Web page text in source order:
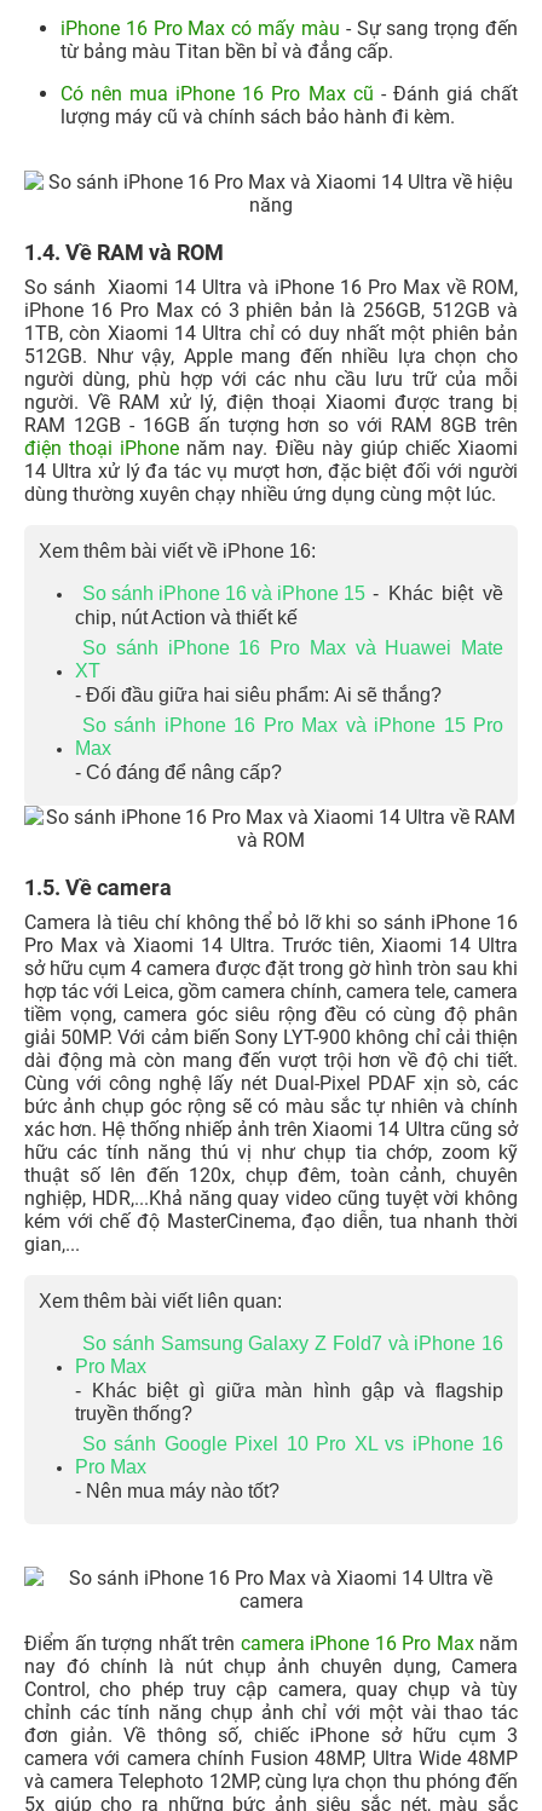
iPhone 16 Pro Max có mấy màu - Sự sang trọng đến
từ bảng màu Titan bền bỉ và đẳng cấp.
Có nên mua iPhone 16 Pro Max cũ - Đánh giá chất
lượng máy cũ và chính sách bảo hành đi kèm.
1.4. Về RAM và ROM
So sánh Xiaomi 14 Ultra và iPhone 16 Pro Max về ROM,
iPhone 16 Pro Max có 3 phiên bản là 256GB, 512GB và
1TB, còn Xiaomi 14 Ultra chỉ có duy nhất một phiên bản
512GB. Như vậy, Apple mang đến nhiều lựa chọn cho
người dùng, phù hợp với các nhu cầu lưu trữ của mỗi
người. Về RAM xử lý, điện thoại Xiaomi được trang bị
RAM 12GB - 16GB ấn tượng hơn so với RAM 8GB trên
điện thoại iPhone năm nay. Điều này giúp chiếc Xiaomi
14 Ultra xử lý đa tác vụ mượt hơn, đặc biệt đối với người
dùng thường xuyên chạy nhiều ứng dụng cùng một lúc.
Xem thêm bài viết về iPhone 16:
So sánh iPhone 16 và iPhone 15 - Khác biệt về
chip, nút Action và thiết kế
So sánh iPhone 16 Pro Max và Huawei Mate
XT
- Đối đầu giữa hai siêu phẩm: Ai sẽ thắng?
So sánh iPhone 16 Pro Max và iPhone 15 Pro
Max
- Có đáng để nâng cấp?
1.5. Về camera
Camera là tiêu chí không thể bỏ lỡ khi so sánh iPhone 16
Pro Max và Xiaomi 14 Ultra. Trước tiên, Xiaomi 14 Ultra
sở hữu cụm 4 camera được đặt trong gờ hình tròn sau khi
hợp tác với Leica, gồm camera chính, camera tele, camera
tiềm vọng, camera góc siêu rộng đều có cùng độ phân
giải 50MP. Với cảm biến Sony LYT-900 không chỉ cải thiện
dài động mà còn mang đến vượt trội hơn về độ chi tiết.
Cùng với công nghệ lấy nét Dual-Pixel PDAF xịn sò, các
bức ảnh chụp góc rộng sẽ có màu sắc tự nhiên và chính
xác hơn. Hệ thống nhiếp ảnh trên Xiaomi 14 Ultra cũng sở
hữu các tính năng thú vị như chụp tia chớp, zoom kỹ
thuật số lên đến 120x, chụp đêm, toàn cảnh, chuyên
nghiệp, HDR,...Khả năng quay video cũng tuyệt vời không
kém với chế độ MasterCinema, đạo diễn, tua nhanh thời
gian,...
Xem thêm bài viết liên quan:
So sánh Samsung Galaxy Z Fold7 và iPhone 16
Pro Max
- Khác biệt gì giữa màn hình gập và flagship
truyền thống?
So sánh Google Pixel 10 Pro XL vs iPhone 16
Pro Max
- Nên mua máy nào tốt?
Điểm ấn tượng nhất trên camera iPhone 16 Pro Maxnăm
nay đó chính là nút chụp ảnh chuyên dụng, Camera
Control, cho phép truy cập camera, quay chụp và tùy
chỉnh các tính năng chụp ảnh chỉ với một vài thao tác
đơn giản. Về thông số, chiếc iPhone sở hữu cụm 3
camera với camera chính Fusion 48MP, Ultra Wide 48MP
và camera Telephoto 12MP, cùng lựa chọn thu phóng đến
5x giúp cho ra những bức ảnh siêu sắc nét, màu sắc